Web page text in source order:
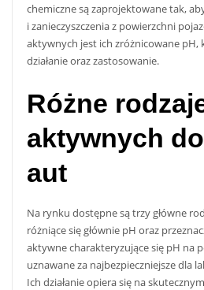
chemiczne są zaprojektowane tak,
i zanieczyszczenia z powierzchni
aktywnych jest ich zróżnicowane
działanie oraz zastosowanie.
Różne
aktywnych
aut
Na rynku dostępne są trzy główne
różniące się głównie pH oraz
aktywne charakteryzujące się pH na
uznawane za najbezpieczniejsze dla
Ich działanie opiera się na